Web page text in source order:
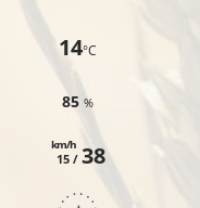
14°C
85%
15 /
km/h 38